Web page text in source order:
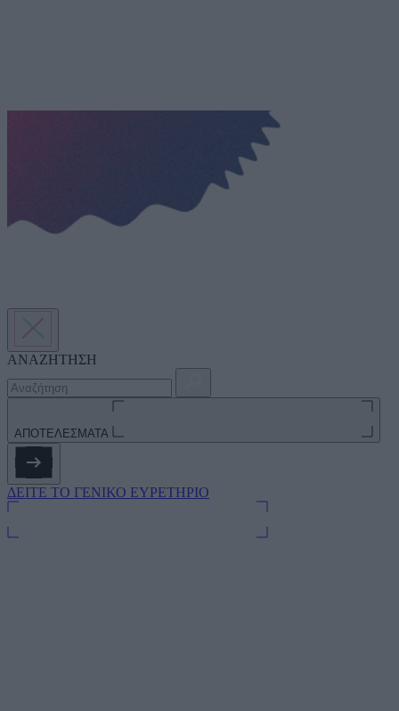
ΑΝΑΖΗΤΗΣΗ
ΑΠΟΤΕΛΕΣΜΑΤΑ
ΔΕΙΤΕ ΤΟ ΓΕΝΙΚΟ ΕΥΡΕΤΗΡΙΟ